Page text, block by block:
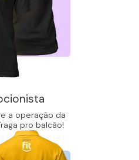
a operação da
pro balcão!